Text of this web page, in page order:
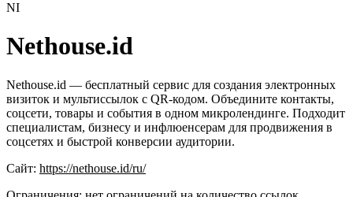
NI
Nethouse.id
Nethouse.id — бесплатный сервис для создания электронных
визиток и мультиссылок с QR-кодом. Объедините контакты,
соцсети, товары и события в одном микролендинге. Подходит
специалистам, бизнесу и инфлюенсерам для продвижения в
соцсетях и быстрой конверсии аудитории.
Сайт: https://nethouse.id/ru/